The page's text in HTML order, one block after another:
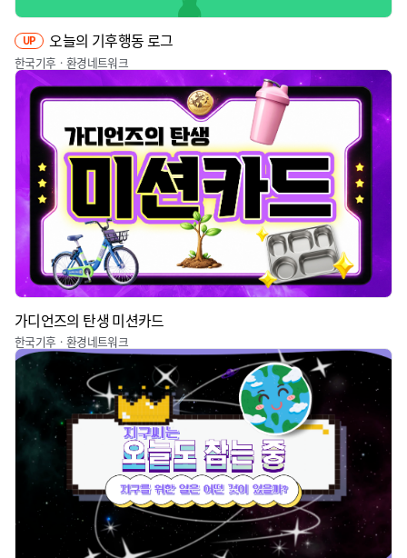
UP 오늘의 기후행동 로그
한국기후ㆍ환경네트워크
가디언즈의 탄생 미션카드
한국기후ㆍ환경네트워크